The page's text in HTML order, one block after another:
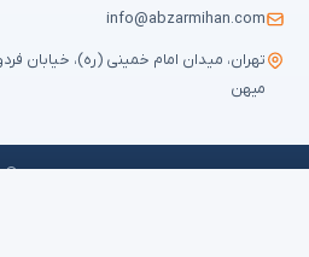
info@abzarmihan.com
میهن
تمامی حقوق برایابزار میهنمحفوظ است © ۲۰۲۶ | طراحی سایت و سئو: